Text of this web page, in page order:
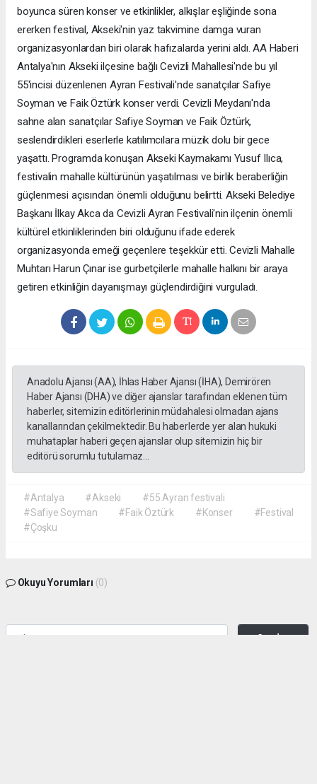
boyunca süren konser ve etkinlikler, alkışlar eşliğinde sona
ererken festival, Akseki'nin yaz takvimine damga vuran
organizasyonlardan biri olarak hafızalarda yerini aldı. AA Haberi
Antalya'nın Akseki ilçesine bağlı Cevizli Mahallesi'nde bu yıl
55'incisi düzenlenen Ayran Festivali'nde sanatçılar Safiye
Soyman ve Faik Öztürk konser verdi. Cevizli Meydanı'nda
sahne alan sanatçılar Safiye Soyman ve Faik Öztürk,
seslendirdikleri eserlerle katılımcılara müzik dolu bir gece
yaşattı. Programda konuşan Akseki Kaymakamı Yusuf Ilıca,
festivalin mahalle kültürünün yaşatılması ve birlik beraberliğin
güçlenmesi açısından önemli olduğunu belirtti. Akseki Belediye
Başkanı İlkay Akca da Cevizli Ayran Festivali'nin ilçenin önemli
kültürel etkinliklerinden biri olduğunu ifade ederek
organizasyonda emeği geçenlere teşekkür etti. Cevizli Mahalle
Muhtarı Harun Çınar ise gurbetçilerle mahalle halkını bir araya
getiren etkinliğin dayanışmayı güçlendirdiğini vurguladı.
Anadolu Ajansı (AA), İhlas Haber Ajansı (İHA), Demirören
Haber Ajansı (DHA) ve diğer ajanslar tarafından eklenen tüm
haberler, sitemizin editörlerinin müdahalesi olmadan ajans
kanallarından çekilmektedir. Bu haberlerde yer alan hukuki
muhataplar haberi geçen ajanslar olup sitemizin hiç bir
editörü sorumlu tutulamaz...
#Antalya #Akseki
#55.Ayran festivali
#Safiye Soyman
#Faik Öztürk #Konser
#Festival
#Çoşku
Okuyu Yorumları (0)
Gonder